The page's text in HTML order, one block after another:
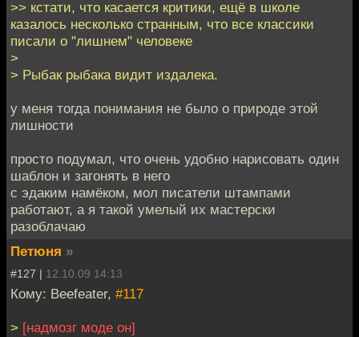
>> кстати, что касается критики, ещё в школе
казалось несколько странным, что все классики
писали о "лишнем" человеке
>
> Рыбак рыбака видит издалека.
у меня тогда понимания не было о природе этой
лишности
просто подумал, что очень удобно нарисовать один
шаблон и загонять в него
с эдаким намёком, мол писатели штампами
работают, а я такой умелый их мастерски
разоблачаю
Петюня »
#127 | 12.10.09 14:13
Кому: Beefeater, #117
> [надмозг моде он]